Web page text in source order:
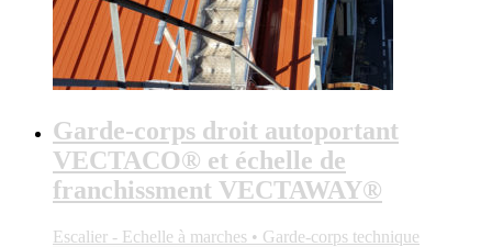
Garde-corps droit autoportant
VECTACO® et échelle de
franchissment VECTAWAY®
Escalier - Echelle à marches • Garde-corps technique